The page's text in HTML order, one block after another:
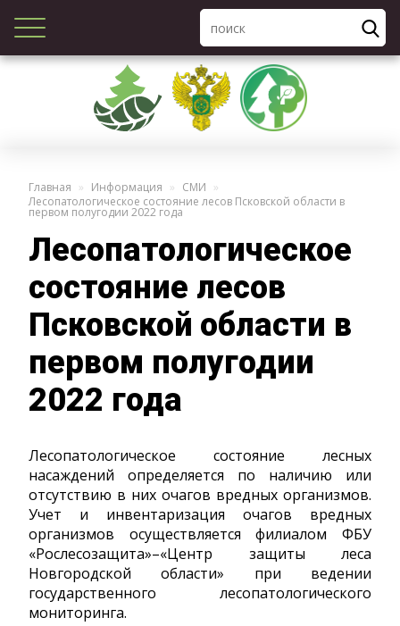
Главная Информация
СМИ
Лесопатологическое состояние лесов Псковской области в
первом полугодии 2022 года
Лесопатологическое
состояние лесов
Псковской области в
первом полугодии
2022 года
Лесопатологическое состояние лесных
насаждений определяется по наличию или
отсутствию в них очагов вредных организмов.
Учет и инвентаризация очагов вредных
организмов осуществляется филиалом ФБУ
«Рослесозащита»–«Центр защиты леса
Новгородской области» при ведении
государственного лесопатологического
мониторинга.